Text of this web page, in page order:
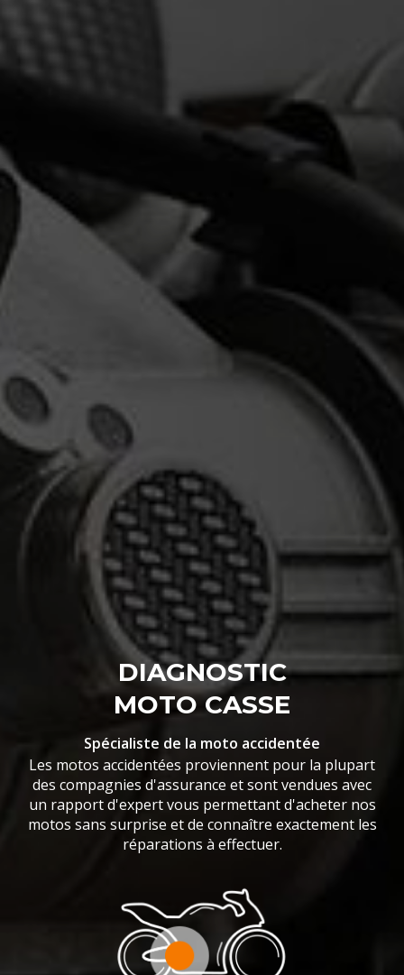
DIAGNOSTIC
MOTO CASSE
Spécialiste de la moto accidentée
Les motos accidentées proviennent pour la plupart
des compagnies d'assurance et sont vendues avec
un rapport d'expert vous permettant d'acheter nos
motos sans surprise et de connaître exactement les
réparations à effectuer.